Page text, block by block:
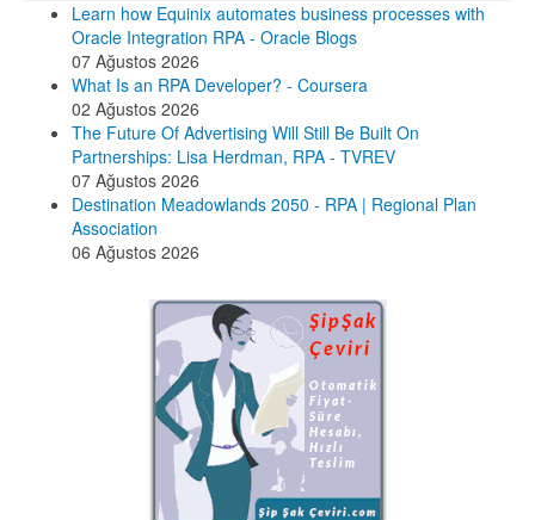
Learn how Equinix automates business processes with
Oracle Integration RPA - Oracle Blogs
07 Ağustos 2026
What Is an RPA Developer? - Coursera
02 Ağustos 2026
The Future Of Advertising Will Still Be Built On
Partnerships: Lisa Herdman, RPA - TVREV
07 Ağustos 2026
Destination Meadowlands 2050 - RPA | Regional Plan
Association
06 Ağustos 2026